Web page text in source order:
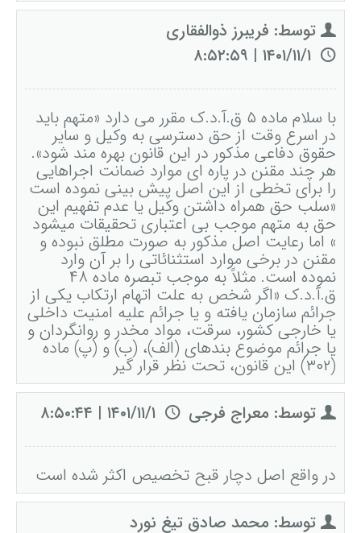
تبانی در معاملات دولتی
شکایت از آلودگی صوتی
وکیل کیفری آنلاین
مشاوره حقوقی تخریب
توسط: فریبرز ذوالفقاری
با سلام ماده ۵ ق.آ.د.ک مقرر می دارد «متهم باید
در اسرع وقت از حق دسترسی به وکیل و سایر
حقوق دفاعی مذکور در این قانون بهره مند شود».
هر چند مقنن در پاره ای موارد ضمانت اجراهایی
را برای تخطی از این اصل پیش بینی نموده است
«سلب حق همراه داشتن وکیل یا عدم تفهیم این
حق به متهم موجب بی اعتباری تحقیقات می­شود
» اما رعایت اصل مذکور به صورت مطلق نبوده و
مقنن در برخی موارد استثنائاتی را بر آن وارد
نموده است. مثلاً به موجب تبصره ماده ۴۸
ق.آ.د.ک «اگر شخص به علت اتهام ارتکاب یکی از
جرائم سازمان یافته و یا جرائم علیه امنیت داخلی
یا خارجی کشور، سرقت، مواد مخدر و روانگردان و
یا جرائم موضوع بندهای (الف)، (ب) و (پ) ماده
(۳۰۲) این قانون، تحت نظر قرار گیر
توسط: معراج فرجی
در واقع اصل دچار قبح تخصیص اکثر شده است
توسط: محمد صادق تیغ نورد